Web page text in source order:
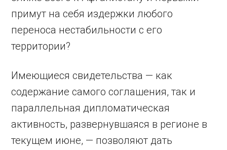
примут на себя издержки любого
переноса нестабильности с его
территории?
Имеющиеся свидетельства — как
содержание самого соглашения, так и
параллельная дипломатическая
активность, развернувшаяся в регионе в
текущем июне, — позволяют дать